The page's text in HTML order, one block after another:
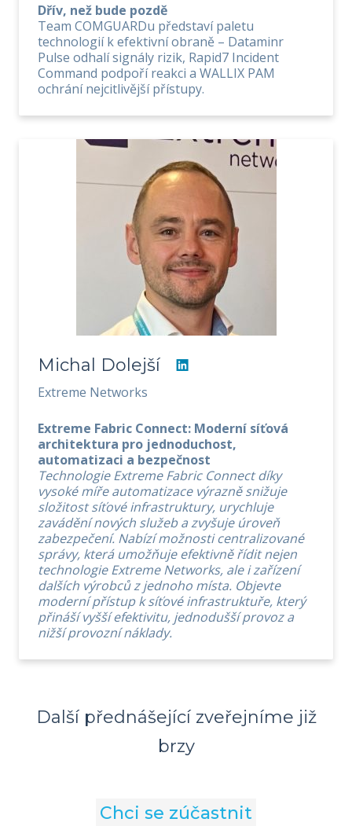
Dřív, než bude pozdě
Team COMGUARDu představí paletu
technologií k efektivní obraně – Dataminr
Pulse odhalí signály rizik, Rapid7 Incident
Command podpoří reakci a WALLIX PAM
ochrání nejcitlivější přístupy.
Michal Dolejší
Extreme Networks
Extreme Fabric Connect: Moderní síťová
architektura pro jednoduchost,
automatizaci a bezpečnost
Technologie Extreme Fabric Connect díky
vysoké míře automatizace výrazně snižuje
složitost síťové infrastruktury, urychluje
zavádění nových služeb a zvyšuje úroveň
zabezpečení. Nabízí možnosti centralizované
správy, která umožňuje efektivně řídit nejen
technologie Extreme Networks, ale i zařízení
dalších výrobců z jednoho místa. Objevte
moderní přístup k síťové infrastruktuře, který
přináší vyšší efektivitu, jednodušší provoz a
nižší provozní náklady.
Další přednášející zveřejníme již
brzy
Chci se zúčastnit